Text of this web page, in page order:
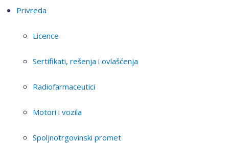
Privreda
Licence
Sertifikati, rešenja i ovlašćenja
Radiofarmaceutici
Motori i vozila
Spoljnotrgovinski promet